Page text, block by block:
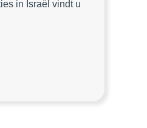
in Israël vindt u